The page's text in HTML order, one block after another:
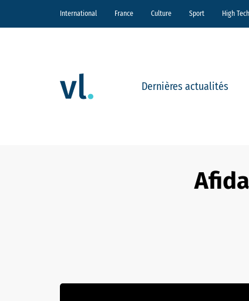
International France Culture Sport High Tech
Dernières actualités